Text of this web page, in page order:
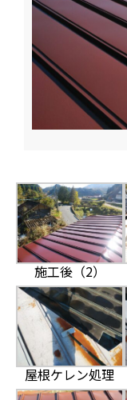
施工後（2）
屋根ケレン処理